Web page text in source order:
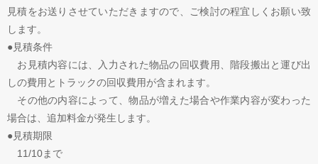
見積をお送りさせていただきますので、ご検討の程宜しくお願い致
します。
●見積条件
お見積内容には、入力された物品の回収費用、階段搬出と運び出
しの費用とトラックの回収費用が含まれます。
その他の内容によって、物品が増えた場合や作業内容が変わった
場合は、追加料金が発生します。
●見積期限
11/10まで